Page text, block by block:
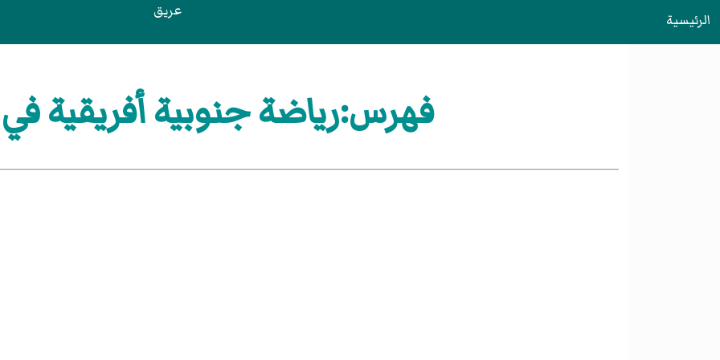
الرئيسية عريق
فهرس:رياضة جنوبية أفريقية في